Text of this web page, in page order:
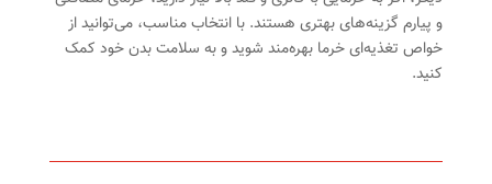
و پیارم گزینه‌های بهتری هستند. با انتخاب مناسب، می‌توانید از
خواص تغذیه‌ای خرما بهره‌مند شوید و به سلامت بدن خود کمک
کنید.